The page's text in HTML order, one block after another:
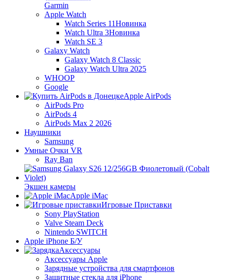
Garmin
Apple Watch
Watch Series 11Новинка
Watch Ultra 3Новинка
Watch SE 3
Galaxy Watch
Galaxy Watch 8 Classic
Galaxy Watch Ultra 2025
WHOOP
Google
Apple AirPods
AirPods Pro
AirPods 4
AirPods Max 2 2026
Наушники
Samsung
Умные Очки VR
Ray Ban
Экшен камеры
Apple iMac
Игровые Приставки
Sony PlayStation
Valve Steam Deck
Nintendo SWITCH
Apple iPhone Б/У
Аксессуары
Аксессуары Apple
Зарядные устройства для смартфонов
Защитные стекла для iPhone